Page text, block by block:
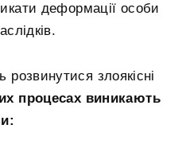
деформації особи
злоякісні
процесах виникають